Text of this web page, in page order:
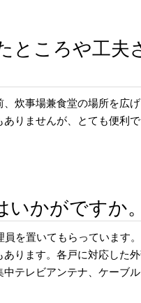
ところや工夫
炊事場兼食堂の場所を広
りませんが、とても便利
かがですか。
を置いてもらっています
ります。各戸に対応した
テレビアンテナ、ケーブ